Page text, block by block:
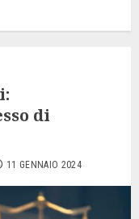
di
11 GENNAIO 2024